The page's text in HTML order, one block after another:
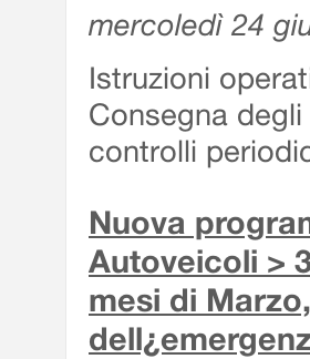
mercoledì 24
Istruzioni
Consegna
controlli
Nuova
Autoveicoli >
mesi di